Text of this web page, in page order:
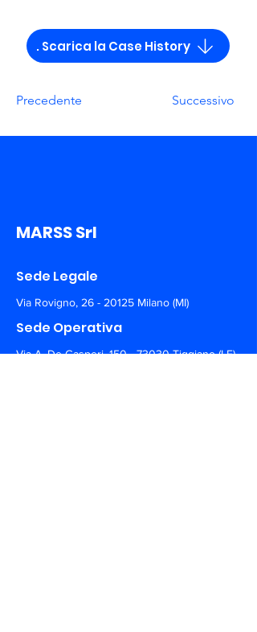
. Scarica la Case History
Precedente Successivo
MARSS Srl
Sede Legale
Via Rovigno, 26 - 20125 Milano (MI)
Sede Operativa
Via A. De Gasperi,150 - 73030Tiggiano (LE)